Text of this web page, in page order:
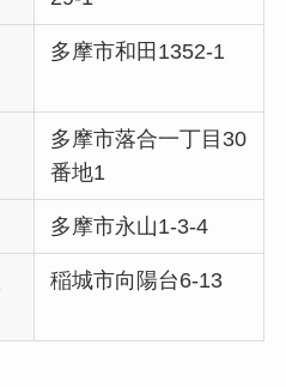
多摩市和田1352-1
多摩市落合一丁目30
番地1
多摩市永山1-3-4
稲城市向陽台6-13